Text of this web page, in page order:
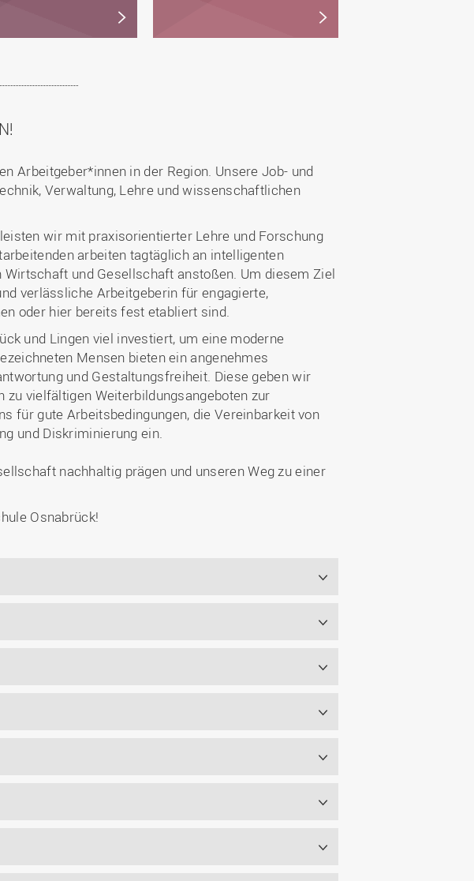
Arbeitgeber*innen in der Region. Unsere Job- und
Verwaltung, Lehre und wissenschaftlichen
wir mit praxisorientierter Lehre und Forschung
arbeiten tagtäglich an intelligenten
und Gesellschaft anstoßen. Um diesem Ziel
verlässliche Arbeitgeberin für engagierte,
oder hier bereits fest etabliert sind.
und Lingen viel investiert, um eine moderne
Mensen bieten ein angenehmes
und Gestaltungsfreiheit. Diese geben wir
vielfältigen Weiterbildungsangeboten zur
für gute Arbeitsbedingungen, die Vereinbarkeit von
und Diskriminierung ein.
nachhaltig prägen und unseren Weg zu einer
Osnabrück!